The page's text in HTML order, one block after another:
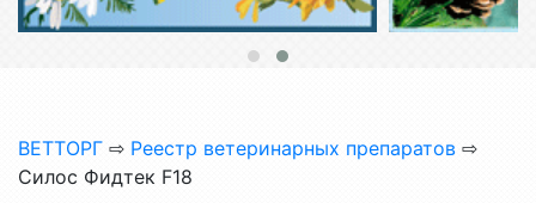
ВЕТТОРГ ⇨ Реестр ветеринарных препаратов ⇨
Силос Фидтек F18